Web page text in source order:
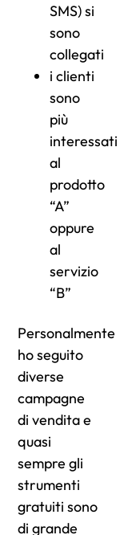
SMS) si
sono
collegati
i clienti
sono
più
interessati
al
prodotto
“A”
oppure
al
servizio
“B”
Personalmente
ho seguito
diverse
campagne
di vendita e
quasi
sempre gli
strumenti
gratuiti sono
di grande